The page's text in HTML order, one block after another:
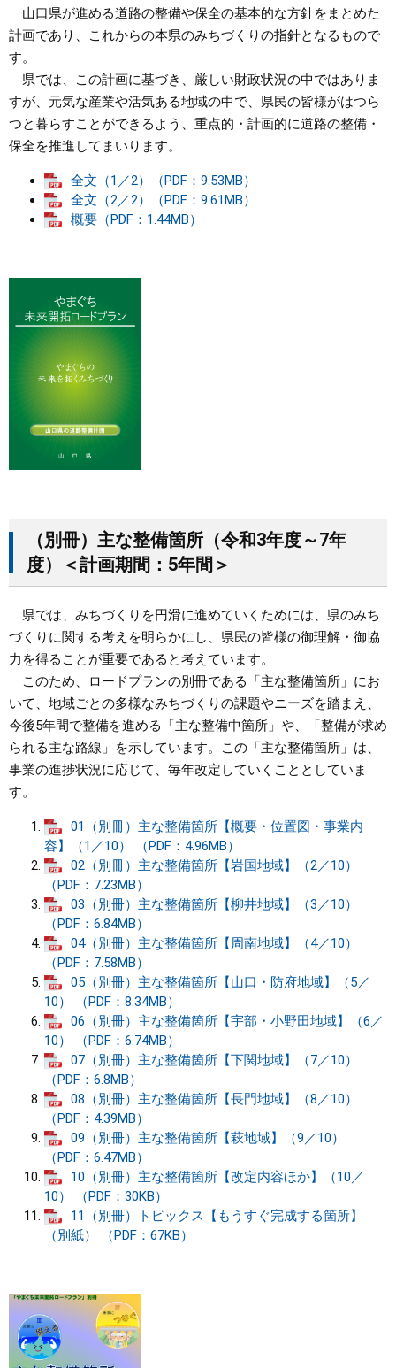
山口県が進める道路の整備や保全の基本的な方針をまとめた
計画であり、これからの本県のみちづくりの指針となるもので
す。
県では、この計画に基づき、厳しい財政状況の中ではありま
すが、元気な産業や活気ある地域の中で、県民の皆様がはつら
つと暮らすことができるよう、重点的・計画的に道路の整備・
保全を推進してまいります。
全文（1／2）（PDF：9.53MB）
全文（2／2）（PDF：9.61MB）
概要（PDF：1.44MB）
（別冊）主な整備箇所（令和3年度～7年
度）＜計画期間：5年間＞
県では、みちづくりを円滑に進めていくためには、県のみち
づくりに関する考えを明らかにし、県民の皆様の御理解・御協
力を得ることが重要であると考えています。
このため、ロードプランの別冊である「主な整備箇所」にお
いて、地域ごとの多様なみちづくりの課題やニーズを踏まえ、
今後5年間で整備を進める「主な整備中箇所」や、「整備が求め
られる主な路線」を示しています。この「主な整備箇所」は、
事業の進捗状況に応じて、毎年改定していくこととしていま
す。
01（別冊）主な整備箇所【概要・位置図・事業内
容】（1／10） （PDF：4.96MB）
02（別冊）主な整備箇所【岩国地域】（2／10）
（PDF：7.23MB）
03（別冊）主な整備箇所【柳井地域】（3／10）
（PDF：6.84MB）
04（別冊）主な整備箇所【周南地域】（4／10）
（PDF：7.58MB）
05（別冊）主な整備箇所【山口・防府地域】（5／
10） （PDF：8.34MB）
06（別冊）主な整備箇所【宇部・小野田地域】（6／
10） （PDF：6.74MB）
07（別冊）主な整備箇所【下関地域】（7／10）
（PDF：6.8MB）
08（別冊）主な整備箇所【長門地域】（8／10）
（PDF：4.39MB）
09（別冊）主な整備箇所【萩地域】（9／10）
（PDF：6.47MB）
10（別冊）主な整備箇所【改定内容ほか】（10／
10） （PDF：30KB）
11（別冊）トピックス【もうすぐ完成する箇所】
（別紙） （PDF：67KB）